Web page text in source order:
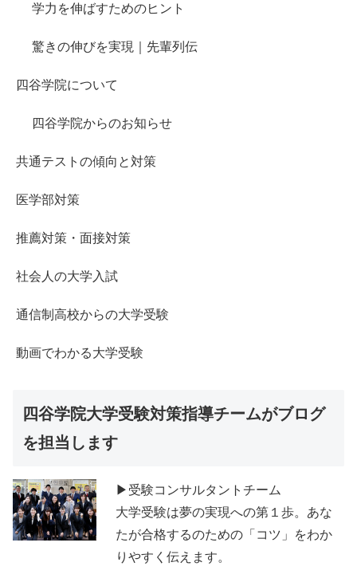
学力を伸ばすためのヒント
驚きの伸びを実現｜先輩列伝
四谷学院について
四谷学院からのお知らせ
共通テストの傾向と対策
医学部対策
推薦対策・面接対策
社会人の大学入試
通信制高校からの大学受験
動画でわかる大学受験
四谷学院大学受験対策指導チームがブログ
を担当します
▶受験コンサルタントチーム
大学受験は夢の実現への第１歩。あな
たが合格するのための「コツ」をわか
りやすく伝えます。